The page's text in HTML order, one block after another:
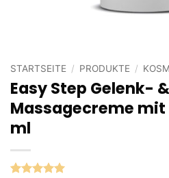
STARTSEITE / PRODUKTE /
Easy Step Gelenk- &
Massagecreme mit
ml